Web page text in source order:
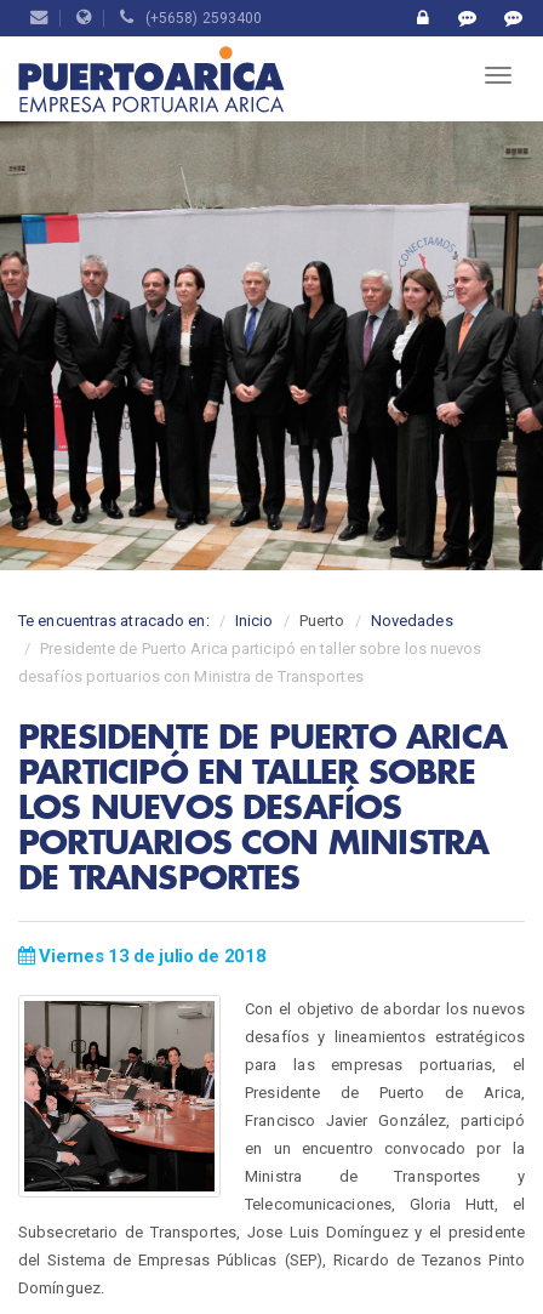
(+5658) 2593400
Te encuentras atracado en: Inicio Puerto
Novedades
Presidente de Puerto Arica participó en taller sobre los nuevos
desafíos portuarios con Ministra de Transportes
PRESIDENTE DE PUERTO ARICA
PARTICIPÓ EN TALLER SOBRE
LOS NUEVOS DESAFÍOS
PORTUARIOS CON MINISTRA
DE TRANSPORTES
Viernes 13 de julio de 2018
Con el objetivo de abordar los nuevos
desafíos y lineamientos estratégicos
para las empresas portuarias, el
Presidente de Puerto de Arica,
Francisco Javier González, participó
en un encuentro convocado por la
Ministra de Transportes y
Telecomunicaciones, Gloria Hutt, el
Subsecretario de Transportes, Jose Luis Domínguez y el presidente
del Sistema de Empresas Públicas (SEP), Ricardo de Tezanos Pinto
Domínguez.